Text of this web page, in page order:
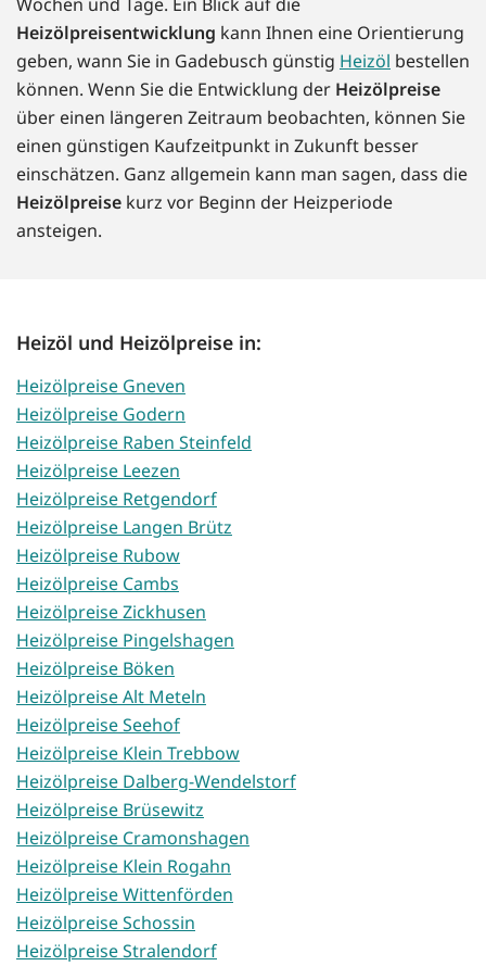
Heizölpreisentwicklung kann Ihnen eine Orientierung
geben, wann Sie in Gadebusch günstig Heizöl bestellen
können. Wenn Sie die Entwicklung der Heizölpreise
über einen längeren Zeitraum beobachten, können Sie
einen günstigen Kaufzeitpunkt in Zukunft besser
einschätzen. Ganz allgemein kann man sagen, dass die
Heizölpreise kurz vor Beginn der Heizperiode
ansteigen.
Heizöl und Heizölpreise in:
Heizölpreise Gneven
Heizölpreise Godern
Heizölpreise Raben Steinfeld
Heizölpreise Leezen
Heizölpreise Retgendorf
Heizölpreise Langen Brütz
Heizölpreise Rubow
Heizölpreise Cambs
Heizölpreise Zickhusen
Heizölpreise Pingelshagen
Heizölpreise Böken
Heizölpreise Alt Meteln
Heizölpreise Seehof
Heizölpreise Klein Trebbow
Heizölpreise Dalberg-Wendelstorf
Heizölpreise Brüsewitz
Heizölpreise Cramonshagen
Heizölpreise Klein Rogahn
Heizölpreise Wittenförden
Heizölpreise Schossin
Heizölpreise Stralendorf